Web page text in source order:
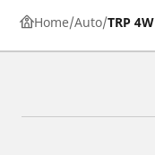
Home Auto TRP 4W